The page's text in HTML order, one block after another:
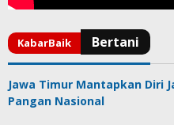
Jawa Timur Mantapkan Diri
Pangan Nasional